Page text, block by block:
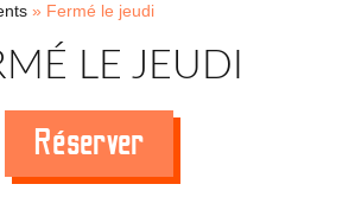
» Fermé le jeudi
LE JEUDI
Réserver